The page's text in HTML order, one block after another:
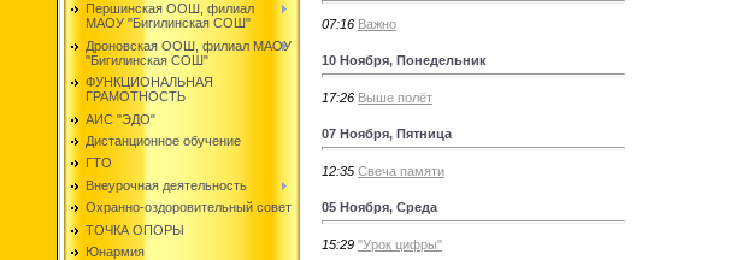
Першинская ООШ, филиал
МАОУ "Бигилинская СОШ"
Дроновская ООШ, филиал МАОУ
"Бигилинская СОШ"
ФУНКЦИОНАЛЬНАЯ
ГРАМОТНОСТЬ
АИС "ЭДО"
Дистанционное обучение
ГТО
Внеурочная деятельность
Охранно-оздоровительный совет
ТОЧКА ОПОРЫ
Юнармия
07:16 Важно
10 Ноября, Понедельник
17:26 Выше полёт
07 Ноября, Пятница
12:35 Свеча памяти
05 Ноября, Среда
15:29 "Урок цифры"